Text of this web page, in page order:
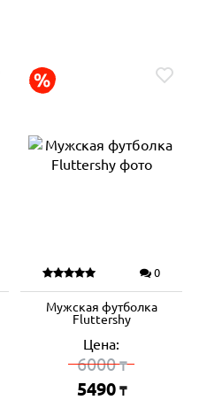
0
Мужская футболка
Fluttershy
Цена:
6000₸
5490 ₸